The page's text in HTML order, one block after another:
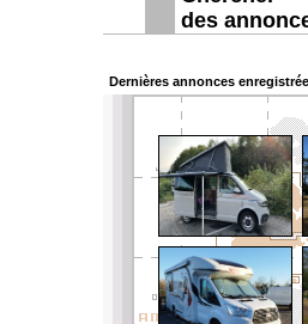
des
Dernières annonces